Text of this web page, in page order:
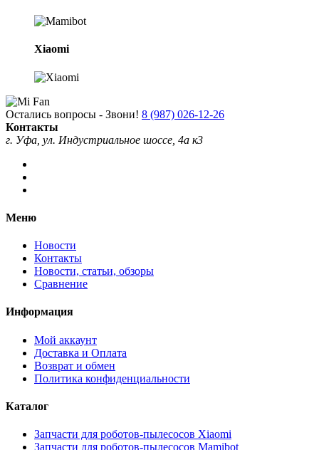
Xiaomi
Остались вопросы - Звони! 8 (987) 026-12-26
Контакты
г. Уфа, ул. Индустриальное шоссе, 4а к3
Меню
Новости
Контакты
Новости, статьи, обзоры
Сравнение
Информация
Мой аккаунт
Доставка и Оплата
Возврат и обмен
Политика конфиденциальности
Каталог
Запчасти для роботов-пылесосов Xiaomi
Запчасти для роботов-пылесосов Mamibot